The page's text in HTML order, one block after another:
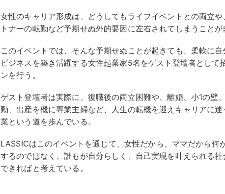
女性のキャリア形成は、どうしてもライフイベントとの両立
トナーの転勤など予期せぬ外的要因に左右されてしまうことが
このイベントでは、そんな予期せぬことが起きても、柔軟に
ビジネスを築き活躍する女性起業家5名をゲスト登壇者として
ンを行う。
ゲスト登壇者は実際に、復職後の両立困難や、離婚、小1の壁
勤、出産を機に専業主婦など、人生の転機を迎えキャリアに
業という道を歩んでいる。
LASSICはこのイベントを通じて、女性だから、ママだから何
するのではなく、誰もが自分らしく、自己実現を叶えられる
できればと考えている。